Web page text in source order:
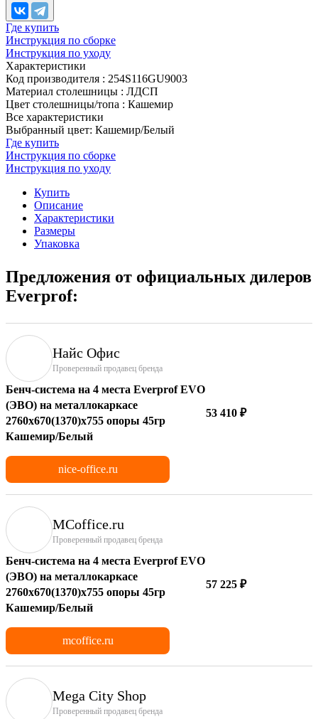
Где купить
Инструкция по сборке
Инструкция по уходу
Характеристики
Код производителя : 254S116GU9003
Материал столешницы : ЛДСП
Цвет столешницы/топа : Кашемир
Все характеристики
Выбранный цвет: Кашемир/Белый
Где купить
Инструкция по сборке
Инструкция по уходу
Купить
Описание
Характеристики
Размеры
Упаковка
Предложения от официальных дилеров
Everprof:
Найс Офис
Проверенный продавец бренда
Бенч-система на 4 места Everprof EVO
(ЭВО) на металлокаркасе
2760х670(1370)x755 опоры 45гр
Кашемир/Белый
53 410 ₽
nice-office.ru
MCoffice.ru
Проверенный продавец бренда
Бенч-система на 4 места Everprof EVO
(ЭВО) на металлокаркасе
2760х670(1370)x755 опоры 45гр
Кашемир/Белый
57 225 ₽
mcoffice.ru
Mega City Shop
Проверенный продавец бренда